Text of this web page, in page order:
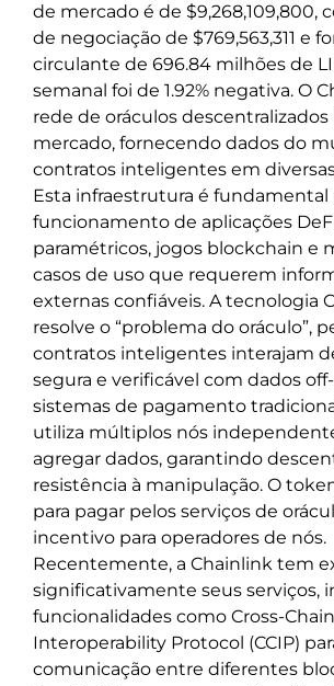
de mercado é de $9,268,109,800,
de negociação de $769,563,311 e
circulante de 696.84 milhões de
semanal foi de 1.92% negativa. O
rede de oráculos
mercado, fornecendo dados do
contratos inteligentes em
Esta infraestrutura é fundamental
funcionamento de aplicações
paramétricos, jogos blockchain e
casos de uso que requerem
externas confiáveis. A tecnologia
resolve o “problema do oráculo”,
contratos inteligentes interajam
segura e verificável com dados
sistemas de pagamento
utiliza múltiplos nós
agregar dados, garantindo
resistência à manipulação. O
para pagar pelos serviços de
incentivo para operadores de nós.
Recentemente, a Chainlink tem
significativamente seus serviços,
funcionalidades como Cross-Chain
Interoperability Protocol (CCIP)
comunicação entre diferentes